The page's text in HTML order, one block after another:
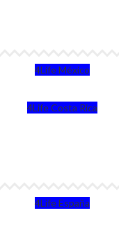
4Life México
4Life Costa Rica
4Life España